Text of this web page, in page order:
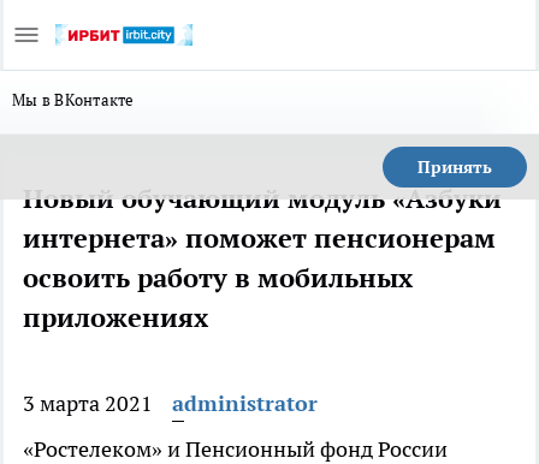
Мы в ВКонтакте
Принять
Новый обучающий модуль «Азбуки
интернета» поможет пенсионерам
освоить работу в мобильных
приложениях
3 марта 2021
administrator
«Ростелеком» и Пенсионный фонд России